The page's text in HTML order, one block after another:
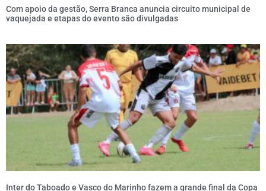
Com apoio da gestão, Serra Branca anuncia circuito municipal de
vaquejada e etapas do evento são divulgadas
Inter do Taboado e Vasco do Marinho fazem a grande final da Copa